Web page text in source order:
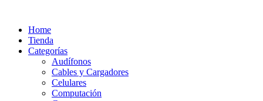
contenidoHome
Tienda
Categorías
Audífonos
Cables y Cargadores
Celulares
Computación